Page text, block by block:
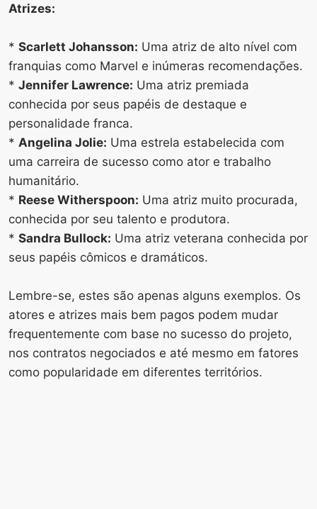
Atrizes:
* Scarlett Johansson: Uma atriz de alto nível com
franquias como Marvel e inúmeras recomendações.
* Jennifer Lawrence: Uma atriz premiada
conhecida por seus papéis de destaque e
personalidade franca.
* Angelina Jolie: Uma estrela estabelecida com
uma carreira de sucesso como ator e trabalho
humanitário.
* Reese Witherspoon: Uma atriz muito procurada,
conhecida por seu talento e produtora.
* Sandra Bullock: Uma atriz veterana conhecida por
seus papéis cômicos e dramáticos.
Lembre-se, estes são apenas alguns exemplos. Os
atores e atrizes mais bem pagos podem mudar
frequentemente com base no sucesso do projeto,
nos contratos negociados e até mesmo em fatores
como popularidade em diferentes territórios.